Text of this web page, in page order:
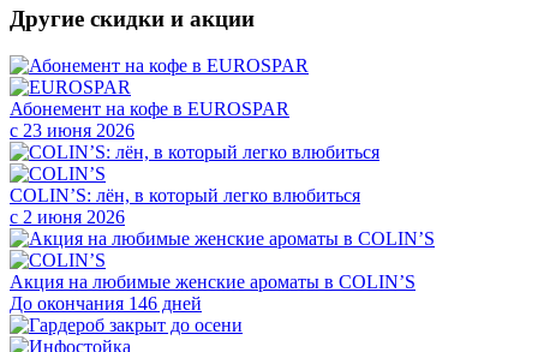
Другие скидки и акции
Абонемент на кофе в EUROSPAR
с 23 июня 2026
COLIN’S: лён, в который легко влюбиться
с 2 июня 2026
Акция на любимые женские ароматы в COLIN’S
До окончания 146 дней